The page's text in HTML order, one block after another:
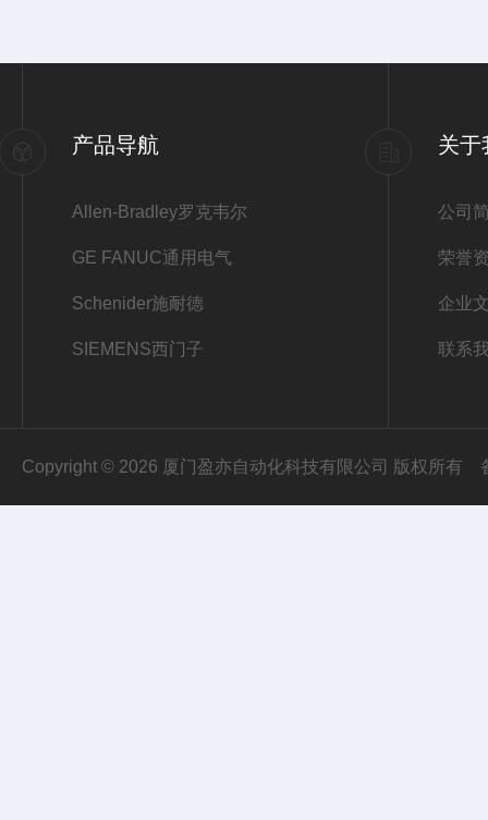
产品导航
Allen-Bradley罗克韦尔
GE FANUC通用电气
Schenider施耐德
SIEMENS西门子
关于
公司
荣誉
企业
联系
Copyright © 2026 厦门盈亦自动化科技有限公司 版权所有